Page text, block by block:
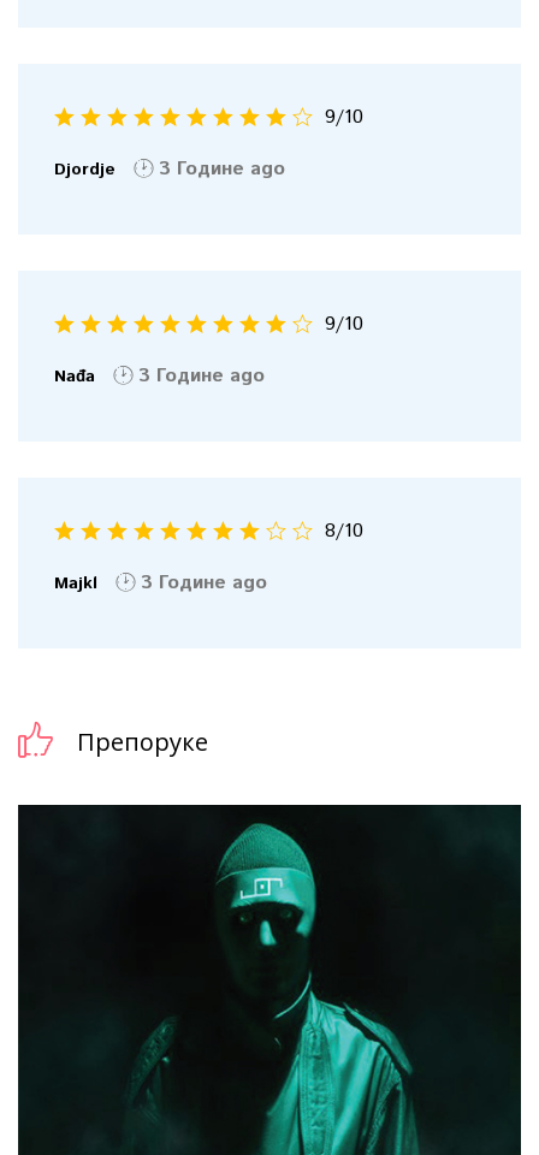
9/10
Djordje 3 Године ago
9/10
Nađa 3 Године ago
8/10
Majkl 3 Године ago
Препоруке